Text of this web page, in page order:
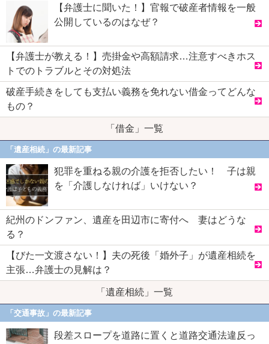
【弁護士に聞いた！】官報で破産者情報を一般
公開しているのはなぜ？
【弁護士が教える！】売掛金や高額請求…注意すべきホス
トでのトラブルとその対処法
破産手続きをしても支払い義務を免れない借金ってどんな
もの？
「借金」一覧
「遺産相続」の最新記事
犯罪を重ねる親の介護を拒否したい！ 子は親
を「介護しなければ」いけない？
紀州のドンファン、遺産を田辺市に寄付へ 妻はどうな
る？
【びた一文渡さない！】夫の死後「婚外子」が遺産相続を
主張…弁護士の見解は？
「遺産相続」一覧
「交通事故」の最新記事
段差スロープを道路に置くと道路交通法違反っ